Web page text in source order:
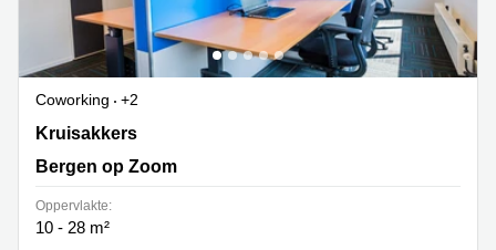
Coworking
+2
Kruisakkers 2, Bergen op Zoom
Kruisakkers
Bergen op Zoom
Oppervlakte:
10 - 28 m²